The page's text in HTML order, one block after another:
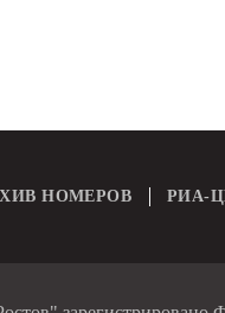
НОМЕРОВ РИА-